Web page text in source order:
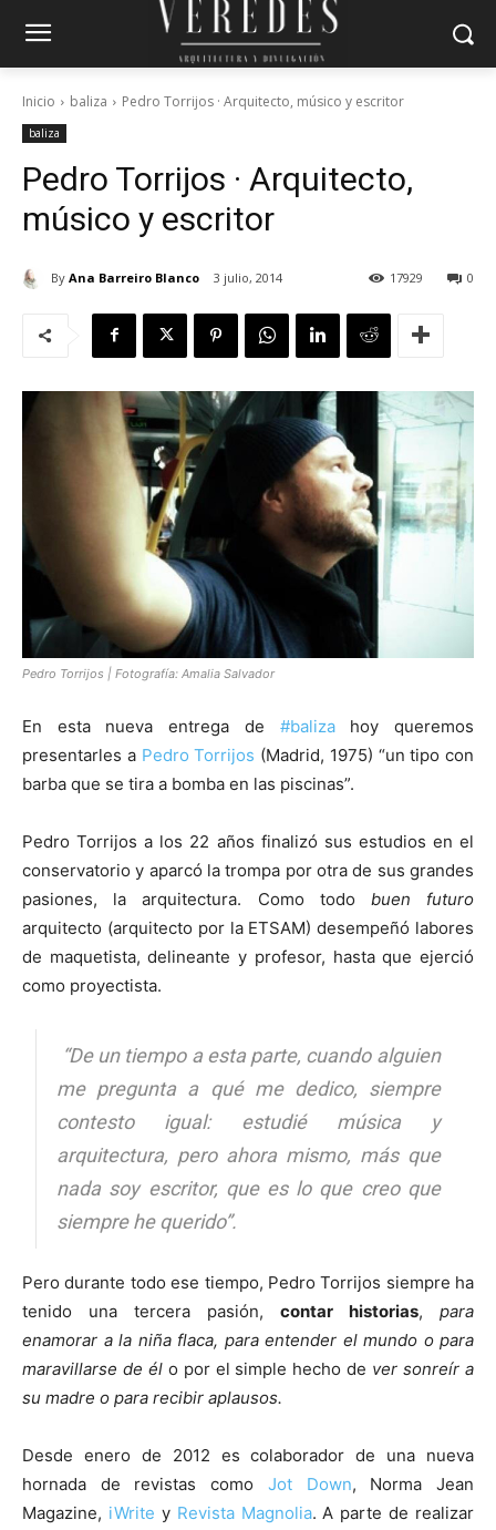
Inicio baliza Pedro Torrijos · Arquitecto, músico y escritor
baliza
Pedro Torrijos · Arquitecto,
músico y escritor
By Ana Barreiro Blanco 3 julio, 2014 0
17929
Pedro Torrijos | Fotografía: Amalia Salvador
En esta nueva entrega de #balizahoy queremos
presentarles a Pedro Torrijos (Madrid, 1975) “un tipo con
barba que se tira a bomba en las piscinas”.
Pedro Torrijos a los 22 años finalizó sus estudios en el
conservatorio y aparcó la trompa por otra de sus grandes
pasiones, la arquitectura. Como todo buen futuro
arquitecto (arquitecto por la ETSAM) desempeñó labores
de maquetista, delineante y profesor, hasta que ejerció
como proyectista.
“De un tiempo a esta parte, cuando alguien
me pregunta a qué me dedico, siempre
contesto igual: estudié música y
arquitectura, pero ahora mismo, más que
nada soy escritor, que es lo que creo que
siempre he querido”.
Pero durante todo ese tiempo, Pedro Torrijos siempre ha
tenido una tercera pasión, contar historias, para
enamorar a la niña flaca, para entender el mundo o para
maravillarse de él o por el simple hecho de ver sonreír a
su madre o para recibir aplausos.
Desde enero de 2012 es colaborador de una nueva
hornada de revistas como Jot Down, Norma Jean
Magazine, iWrite y Revista Magnolia. A parte de realizar